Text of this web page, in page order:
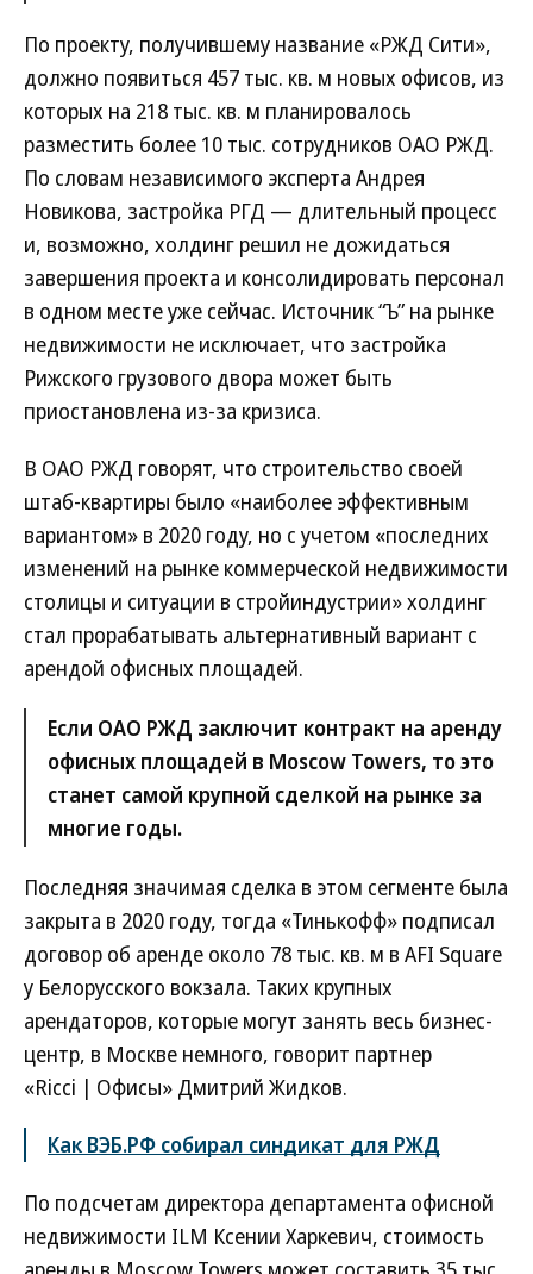
По проекту, получившему название «РЖД Сити»,
должно появиться 457 тыс. кв. м новых офисов, из
которых на 218 тыс. кв. м планировалось
разместить более 10 тыс. сотрудников ОАО РЖД.
По словам независимого эксперта Андрея
Новикова, застройка РГД — длительный процесс
и, возможно, холдинг решил не дожидаться
завершения проекта и консолидировать персонал
в одном месте уже сейчас. Источник “Ъ” на рынке
недвижимости не исключает, что застройка
Рижского грузового двора может быть
приостановлена из-за кризиса.
В ОАО РЖД говорят, что строительство своей
штаб-квартиры было «наиболее эффективным
вариантом» в 2020 году, но с учетом «последних
изменений на рынке коммерческой недвижимости
столицы и ситуации в стройиндустрии» холдинг
стал прорабатывать альтернативный вариант с
арендой офисных площадей.
Если ОАО РЖД заключит контракт на аренду
офисных площадей в Moscow Towers, то это
станет самой крупной сделкой на рынке за
многие годы.
Последняя значимая сделка в этом сегменте была
закрыта в 2020 году, тогда «Тинькофф» подписал
договор об аренде около 78 тыс. кв. м в AFI Square
у Белорусского вокзала. Таких крупных
арендаторов, которые могут занять весь бизнес-
центр, в Москве немного, говорит партнер
«Ricci | Офисы» Дмитрий Жидков.
Как ВЭБ.РФ собирал синдикат для РЖД
По подсчетам директора департамента офисной
недвижимости ILM Ксении Харкевич, стоимость